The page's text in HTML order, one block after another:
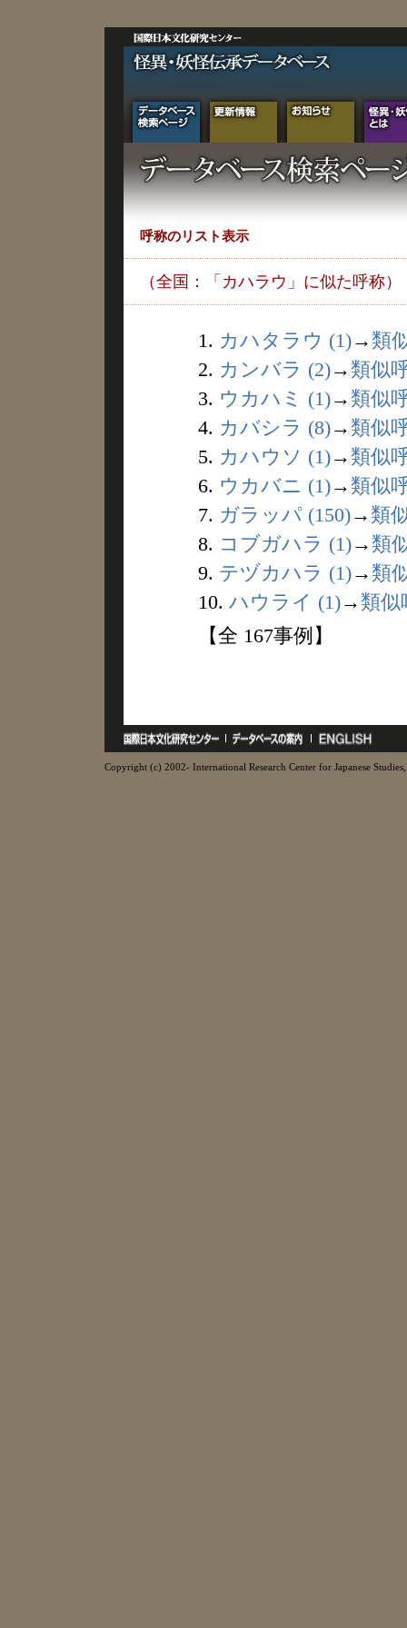
呼称のリスト表示
（全国：「カハラウ」に似た呼称）
1. カハタラウ (1)→ 類
2. カンバラ (2)→ 類似
3. ウカハミ (1)→ 類似
4. カバシラ (8)→ 類似
5. カハウソ (1)→ 類似
6. ウカバニ (1)→ 類似
7. ガラッパ (150)→ 類
8. コブガハラ (1)→ 類
9. テヅカハラ (1)→ 類
10. ハウライ (1)→ 類似
【全 167事例】
Copyright (c) 2002- International Research Center for Japanese